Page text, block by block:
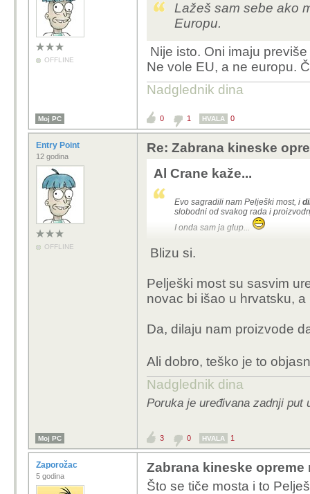
OFFLINE
Lažeš sam sebe ako
Europu.
Nije isto. Oni imaju
Ne vole EU, a ne europu.
Nadglednik dina
Moj PC 0 1 HVALA 0
Entry Point
12 godina
OFFLINE
Re: Zabrana kineske
Al Crane kaže...
Evo sagradili nam Pelješki most, i
slobodni od svakog rada i
I onda sam ja glup...
Blizu si.
Pelješki most su sasvim
novac bi išao u hrvatsku,
Da, dilaju nam proizvode
Ali dobro, teško je to
Nadglednik dina
Poruka je uređivana zadnji put
Moj PC 3 0 HVALA 1
Zaporožac
5 godina
Zabrana kineske
Što se tiče mosta i to